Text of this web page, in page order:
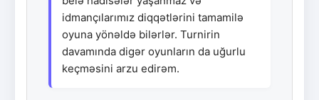
idmançılarımız diqqətlərini tamamilə
oyuna yönəldə bilərlər. Turnirin
davamında digər oyunların da uğurlu
keçməsini arzu edirəm.